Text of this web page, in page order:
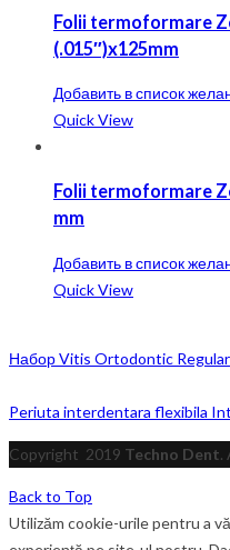
Folii termoformare
(.015″)x125mm
Добавить в список
Quick View
Folii termoformare
mm
Добавить в список
Quick View
Набор Vitis Ortodontic Regular
Periuta interdentara flexibila
Copyright 2019 Techno Dent.
Back to Top
Utilizăm cookie-urile pentru a